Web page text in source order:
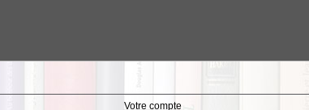
Votre compte